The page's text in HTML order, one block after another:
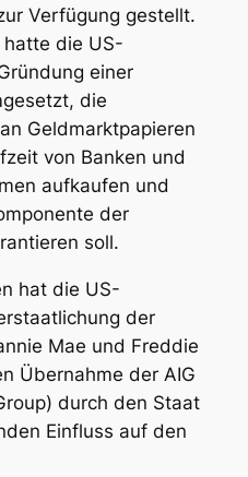
Verfügung gestellt.
hatte die US-
einer
die
Geldmarktpapieren
von Banken und
aufkaufen und
der
soll.
hat die US-
der
Mae und Freddie
Übernahme der AIG
durch den Staat
Einfluss auf den